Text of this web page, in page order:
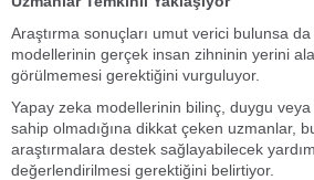
Araştırma sonuçları umut verici bulunsa
modellerinin gerçek insan zihninin yerini
görülmemesi gerektiğini vurguluyor.
Yapay zeka modellerinin bilinç, duygu
sahip olmadığına dikkat çeken uzmanlar,
araştırmalara destek sağlayabilecek
değerlendirilmesi gerektiğini belirtiyor.